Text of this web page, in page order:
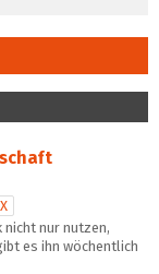
X
nur nutzen,
es ihn wöchentlich